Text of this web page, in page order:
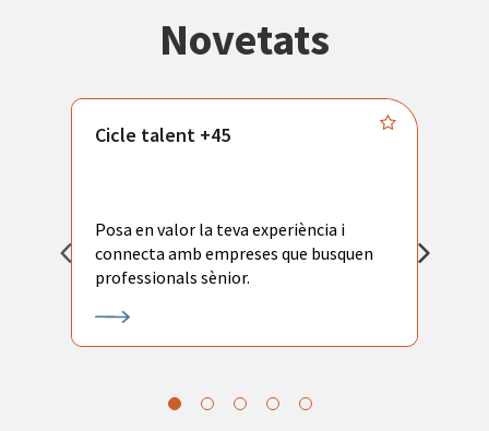
Novetats
Cicle talent +45
Posa en valor la teva experiència i
connecta amb empreses que busquen
professionals sènior.